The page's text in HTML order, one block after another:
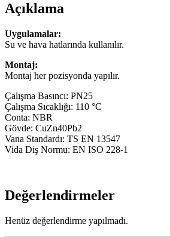
Açıklama
Uygulamalar:
Su ve hava hatlarında kullanılır.
Montaj:
Montaj her pozisyonda yapılır.
Çalışma Basıncı: PN25
Çalışma Sıcaklığı: 110 °C
Conta: NBR
Gövde: CuZn40Pb2
Vana Standardı: TS EN 13547
Vida Diş Normu: EN ISO 228-1
Değerlendirmeler
Henüz değerlendirme yapılmadı.